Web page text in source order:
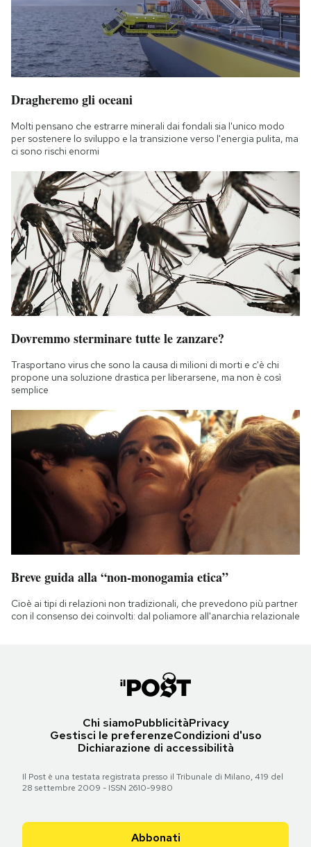
Dragheremo gli oceani
Molti pensano che estrarre minerali dai fondali sia l'unico modo
per sostenere lo sviluppo e la transizione verso l'energia pulita, ma
ci sono rischi enormi
Dovremmo sterminare tutte le zanzare?
Trasportano virus che sono la causa di milioni di morti e c'è chi
propone una soluzione drastica per liberarsene, ma non è così
semplice
Breve guida alla “non-monogamia etica”
Cioè ai tipi di relazioni non tradizionali, che prevedono più partner
con il consenso dei coinvolti: dal poliamore all'anarchia relazionale
Chi siamoPubblicitàPrivacy
Gestisci le preferenzeCondizioni d'uso
Dichiarazione di accessibilità
Il Post è una testata registrata presso il Tribunale di Milano, 419 del
28 settembre 2009 - ISSN 2610-9980
Abbonati